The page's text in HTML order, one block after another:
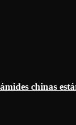
chinas